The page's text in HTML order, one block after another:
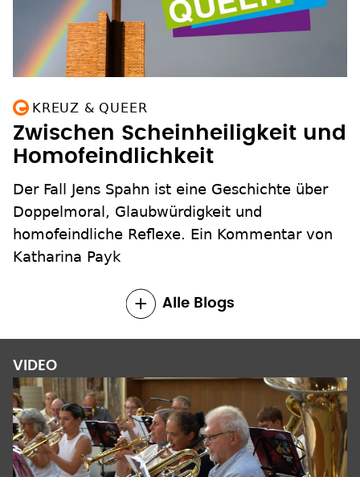
KREUZ & QUEER
Zwischen Scheinheiligkeit und
Homofeindlichkeit
Der Fall Jens Spahn ist eine Geschichte über
Doppelmoral, Glaubwürdigkeit und
homofeindliche Reflexe. Ein Kommentar von
Katharina Payk
Alle Blogs
VIDEO